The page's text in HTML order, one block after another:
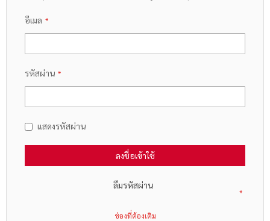
อีเมล
รหัสผ่าน
แสดงรหัสผ่าน
ลงชื่อเข้าใช้
ลืมรหัสผ่าน